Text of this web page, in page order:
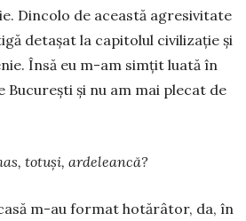
Dincolo de această agresi­vi­tate
detașat la capi­tolul civili­zație și
În­să eu m-am simțit luată în
Bucu­rești și nu am mai ple­cat de
totuși, ardeleancă?
m-au for­mat hotărâtor, da, în